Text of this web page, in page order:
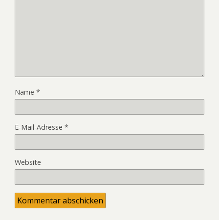
Name *
E-Mail-Adresse *
Website